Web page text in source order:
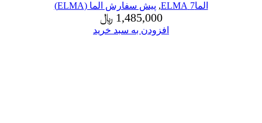
الما7 ELMA , پیش سفارش الما (ELMA)
1,485,000 ﷼
افزودن به سبد خرید